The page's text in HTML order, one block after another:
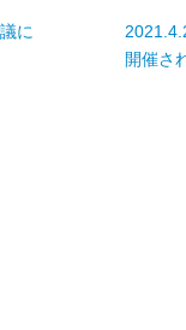
開催さ
に